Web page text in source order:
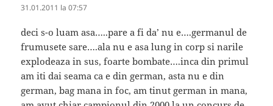
31.01.2011 la 07:57
deci s-o luam asa…..pare a fi da’ nu e….germanul de
frumusete sare….ala nu e asa lung in corp si narile
explodeaza in sus, foarte bombate….inca din primul
am iti dai seama ca e din german, asta nu e din
german, bag mana in foc, am tinut german in mana,